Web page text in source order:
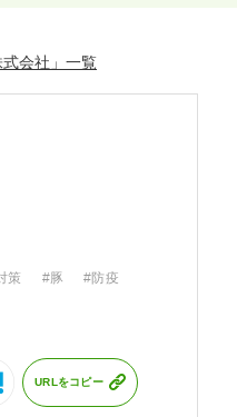
会社」
策 #豚 #防疫
URLをコピー